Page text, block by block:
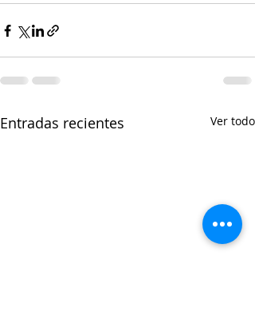
Entradas recientes Ver todo